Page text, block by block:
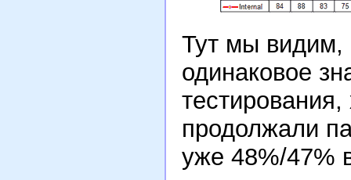
Тут мы видим,
одинаковое
продолжали
уже 48%/47%